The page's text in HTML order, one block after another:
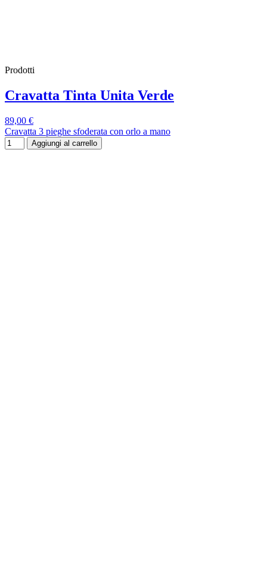
Prodotti
Cravatta Tinta Unita Verde
89,00 €
Cravatta 3 pieghe sfoderata con orlo a mano
Aggiungi al carrello